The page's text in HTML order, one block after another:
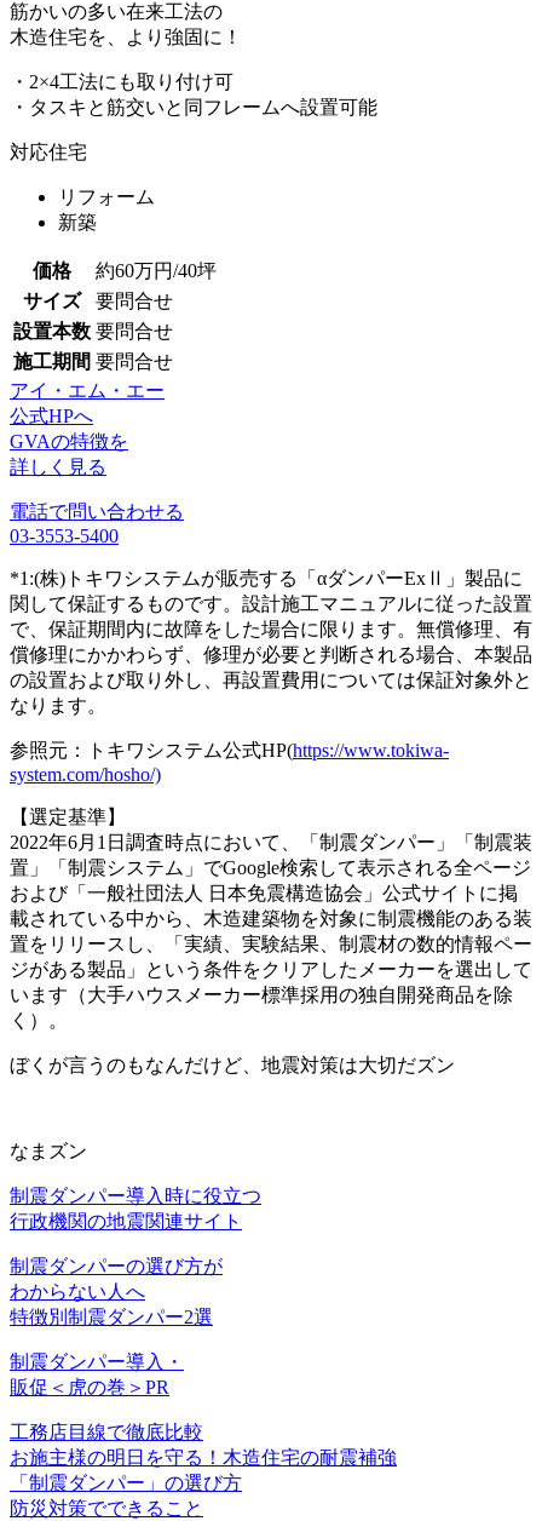
筋かいの多い在来工法の
木造住宅を、より強固に！
・2×4工法にも取り付け可
・タスキと筋交いと同フレームへ設置可能
対応住宅
リフォーム
新築
価格
約60万円/40坪
サイズ
要問合せ
設置本数 要問合せ
施工期間 要問合せ
アイ・エム・エー
公式HPへ
GVAの特徴を
詳しく見る
電話で問い合わせる
03-3553-5400
*1:(株)トキワシステムが販売する「αダンパーExⅡ」製品に
関して保証するものです。設計施工マニュアルに従った設置
で、保証期間内に故障をした場合に限ります。無償修理、有
償修理にかかわらず、修理が必要と判断される場合、本製品
の設置および取り外し、再設置費用については保証対象外と
なります。
参照元：トキワシステム公式HP(https://www.tokiwa-
system.com/hosho/)
【選定基準】
2022年6月1日調査時点において、「制震ダンパー」「制震装
置」「制震システム」でGoogle検索して表示される全ページ
および「一般社団法人 日本免震構造協会」公式サイトに掲
載されている中から、木造建築物を対象に制震機能のある装
置をリリースし、「実績、実験結果、制震材の数的情報ペー
ジがある製品」という条件をクリアしたメーカーを選出して
います（大手ハウスメーカー標準採用の独自開発商品を除
く）。
ぼくが言うのもなんだけど、地震対策は大切だズン
なまズン
制震ダンパー導入時に役立つ
行政機関の地震関連サイト
制震ダンパーの選び方が
わからない人へ
特徴別制震ダンパー2選
制震ダンパー導入・
販促＜虎の巻＞PR
工務店目線で徹底比較
お施主様の明日を守る！木造住宅の耐震補強
「制震ダンパー」の選び方
防災対策でできること